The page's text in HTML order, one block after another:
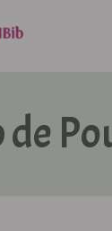
de